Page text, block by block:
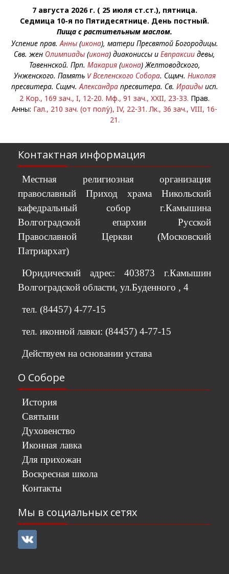
7 августа 2026 г. ( 25 июля ст.ст.), пятница.
Седмица 10-я по Пятидесятнице. День постный.
Пища с растительным маслом.
Успение прав.Анны(икона), матери Пресвятой Богородицы.
Свв. жен Олимпиады (икона) диакониссы и Евпраксии девы,
Тавеннской. Прп. Макария(икона) Желтоводского,
Унженского. Память V Вселенского Собора. Сщмч. Николая
пресвитера. Сщмч.Александрапресвитера. Св. Ираидыисп.
2 Кор., 169 зач., I, 12-20. Мф., 91 зач., XXII, 23-33. Прав.
Анны: Гал., 210 зач. (от полу́), IV, 22-31. Лк., 36 зач., VIII, 16-
21.
Контактная информация
Местная религиозная организация
православный Приход храма Никольский
кафедральный собор г.Камышина
Волгоградской епархии Русской
Православной Церкви (Московский
Патриархат)
Юридический адрес: 403873 г.Камышин
Волгоградской области, ул.Буденного , 4
тел. (84457) 4-77-15
тел. иконной лавки: (84457) 4-77-15
Действуем на основании устава
О Соборе
История
Святыни
Духовенство
Иконная лавка
Для прихожан
Воскресная школа
Контакты
Мы в социальных сетях